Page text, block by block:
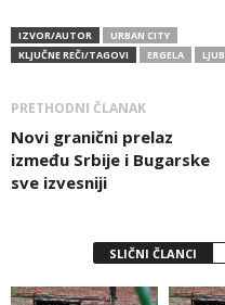
IZVOR/AUTOR
URBAN CITY
KLJUČNE REČI/TAGOVI
ERGELA
PRETHODNI ČLANAK
Novi granični prelaz
između Srbije i Bugarske
sve izvesniji
SLIČNI ČLANCI